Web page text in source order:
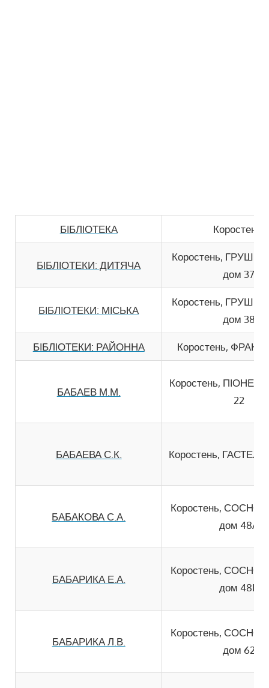
БIБЛIОТЕКА Коростень,
БIБЛIОТЕКИ: ДИТЯЧА
Коростень,
дом 37
БIБЛIОТЕКИ: МIСЬКА
Коростень,
дом 38
БIБЛIОТЕКИ: РАЙОННА Коростень,
БАБАЕВ М.М.
Коростень,
22
БАБАЕВА С.К. Коростень,
БАБАКОВА С.А.
Коростень,
дом 48А
БАБАРИКА Е.А.
Коростень,
дом 48В
БАБАРИКА Л.В.
Коростень,
дом 62